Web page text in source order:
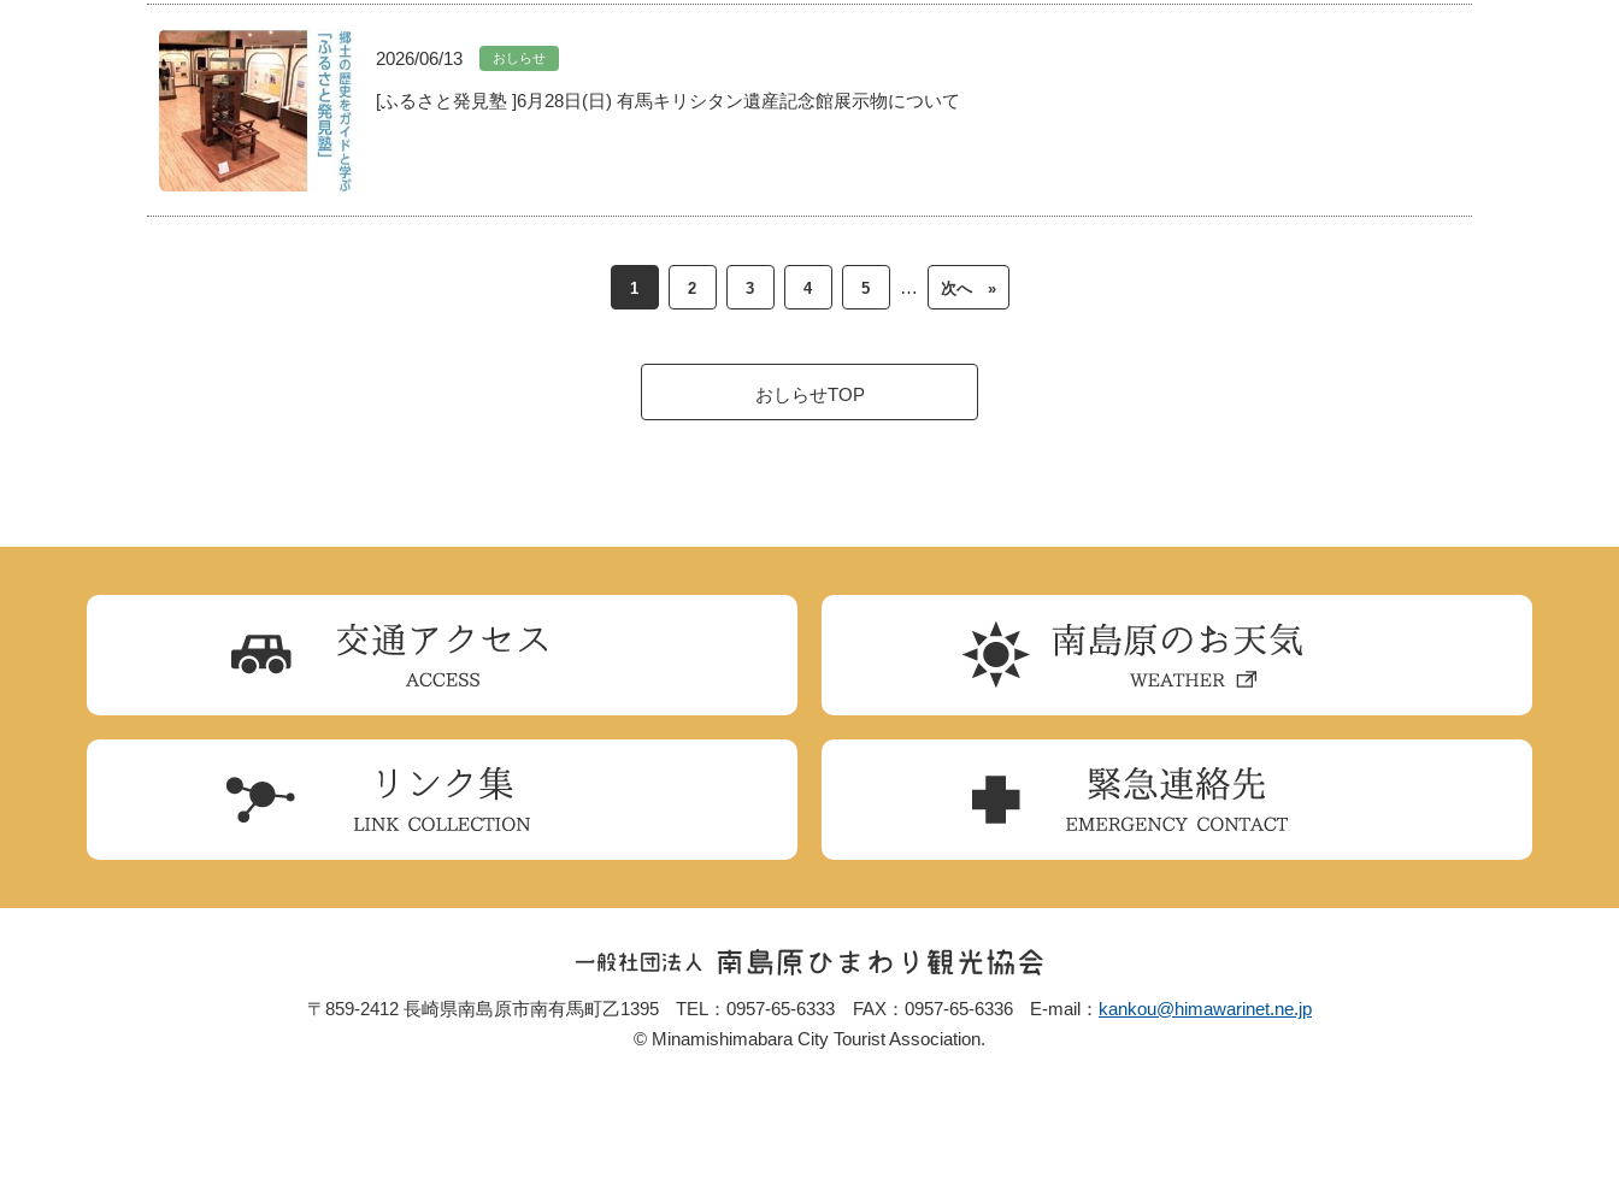
2026/06/13 おしらせ
[ふるさと発見塾 ]6月28日(日) 有馬キリシタン遺産記念館展示物について
1 2 3 4 5 … 次へ »
おしらせTOP
〒859-2412 長崎県南島原市南有馬町乙1395 TEL： 0957-65-6333 FAX： 0957-65-6336 E-mail： kankou@himawarinet.ne.jp
© Minamishimabara City Tourist Association.